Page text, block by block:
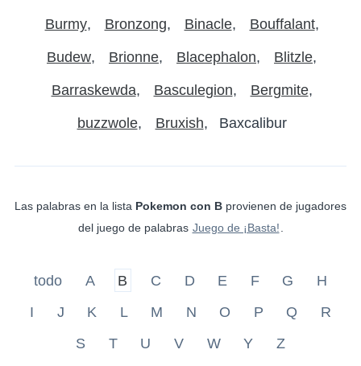
Burmy Bronzong Binacle Bouffalant
Budew Brionne Blacephalon Blitzle
Barraskewda Basculegion Bergmite
buzzwole Bruxish Baxcalibur
Las palabras en la lista Pokemon con B provienen de jugadores
del juego de palabras Juego de ¡Basta!
todo A B C D E F G
H
I
J K L M N O P Q
R
S
T U V W Y Z